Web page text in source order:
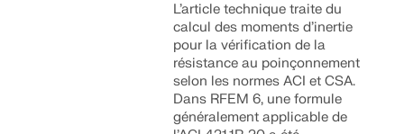
L’article technique traite du
calcul des moments d’inertie
pour la vérification de la
résistance au poinçonnement
selon les normes ACI et CSA.
Dans RFEM 6, une formule
généralement applicable de